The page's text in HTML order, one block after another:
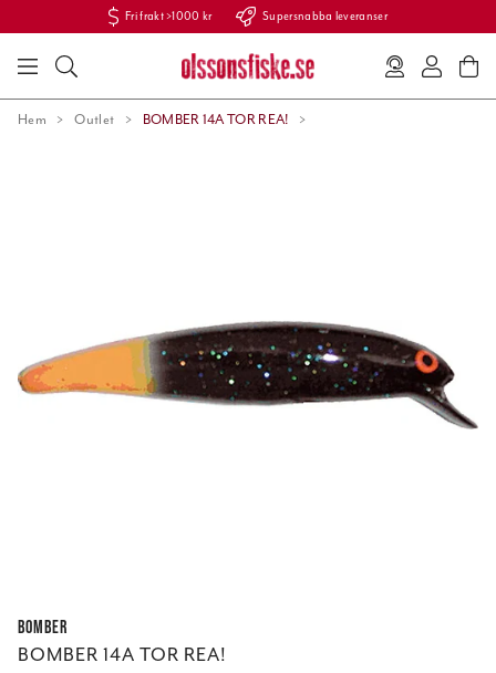
Fri frakt >1000 kr Supersnabba leveranser
Hem Outlet BOMBER 14A TOR REA!
Bomber
BOMBER 14A TOR REA!